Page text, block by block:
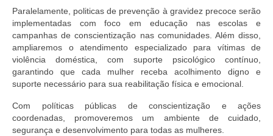
Paralelamente, politicas de prevenção à gravidez precoce serão
implementadas com foco em educação nas escolas e
campanhas de conscientização nas comunidades. Além disso,
ampliaremos o atendimento especializado para vítimas de
violência doméstica, com suporte psicológico contínuo,
garantindo que cada mulher receba acolhimento digno e
suporte necessário para sua reabilitação física e emocional.
Com políticas públicas de conscientização e ações
coordenadas, promoveremos um ambiente de cuidado,
segurança e desenvolvimento para todas as mulheres.